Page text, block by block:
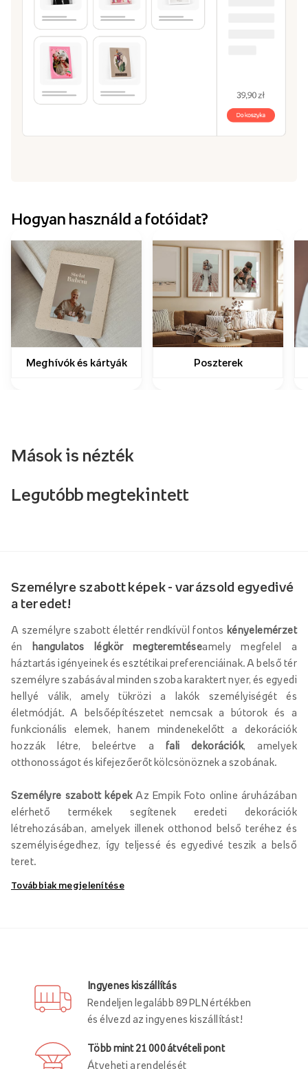
Hogyan használd a fotóidat?
Meghívók és kártyák Poszterek
Mások is nézték
Legutóbb megtekintett
Személyre szabott képek - varázsold egyedivé
a teredet!
A személyre szabott élettér rendkívül fontos kényelemérzet
én
hangulatos légkör megteremtéseamely megfelel a
háztartás igényeinek és esztétikai preferenciáinak. A belső tér
személyre szabásával minden szoba karaktert nyer, és egyedi
hellyé válik, amely tükrözi a lakók személyiségét és
életmódját. A belsőépítészetet nemcsak a bútorok és a
funkcionális elemek, hanem mindenekelőtt a dekorációk
hozzák létre, beleértve a fali dekorációk, amelyek
otthonosságot és kifejezőerőt kölcsönöznek a szobának.
Személyre szabott képekAz Empik Foto online áruházában
elérhető termékek segítenek eredeti dekorációk
létrehozásában, amelyek illenek otthonod belső teréhez és
személyiségedhez, így teljessé és egyedivé teszik a belső
teret.
Kínálatunkban megtalálja fotókat különböző méretekben
vízszintesen is felviheti. A formátumok széles választéka
lehetővé teszi, hogy egyedi teréhez igazított eredeti
Továbbiak megjelenítése
Ingyenes kiszállítás
Rendeljen legalább 89 PLN értékben
és élvezd az ingyenes kiszállítást!
Több mint 21 000 átvételi pont
Átveheti a rendelését